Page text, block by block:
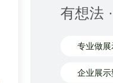
有想法
专业做
企业展